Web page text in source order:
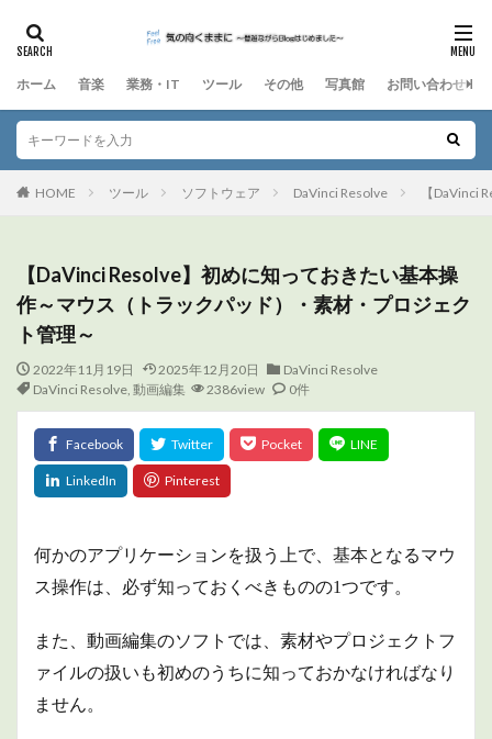
ホーム 音楽 業務・IT ツール その他 写真館 お問い合わせ
HOME ツール ソフトウェア DaVinci Resolve 【DaVinci
【DaVinci Resolve】初めに知っておきたい基本操
作～マウス（トラックパッド）・素材・プロジェク
ト管理～
2022年11月19日 2025年12月20日
DaVinci Resolve
DaVinci Resolve, 動画編集 2386view 0件
何かのアプリケーションを扱う上で、基本となるマウ
ス操作は、必ず知っておくべきものの1つです。
また、動画編集のソフトでは、素材やプロジェクトフ
ァイルの扱いも初めのうちに知っておかなければなり
ません。